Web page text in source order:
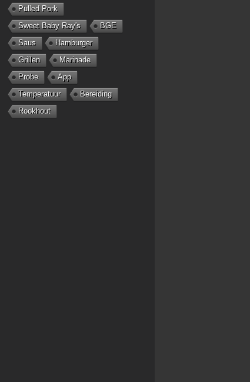
Pulled Pork
Sweet Baby Ray's
BGE
Saus
Hamburger
Grillen
Marinade
Probe
App
Temperatuur
Bereiding
Rookhout